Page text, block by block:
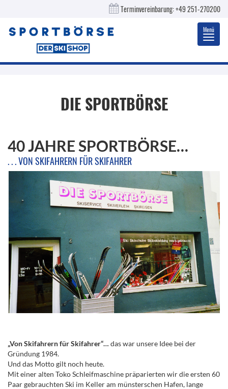
Terminvereinbarung:+49 251-270200
Menü
DIE SPORTBÖRSE
40 JAHRE SPORTBÖRSE…
. . . VON SKIFAHRERN FÜR SKIFAHRER
„Von Skifahrern für Skifahrer“… das war unsere Idee bei der
Gründung 1984.
Und das Motto gilt noch heute.
Mit einer alten Toko Schleifmaschine präparierten wir die ersten 60
Paar gebrauchten Ski im Keller am münsterschen Hafen, lange